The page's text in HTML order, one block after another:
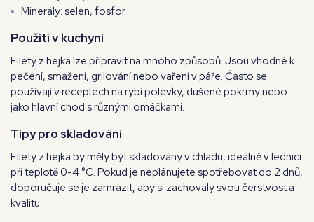
Minerály: selen, fosfor
Použití v kuchyni
Filety z hejka lze připravit na mnoho způsobů. Jsou vhodné k
pečení, smažení, grilování nebo vaření v páře. Často se
používají v receptech na rybí polévky, dušené pokrmy nebo
jako hlavní chod s různými omáčkami.
Tipy pro skladování
Filety z hejka by měly být skladovány v chladu, ideálně v lednici
při teplotě 0-4 °C. Pokud je neplánujete spotřebovat do 2 dnů,
doporučuje se je zamrazit, aby si zachovaly svou čerstvost a
kvalitu.